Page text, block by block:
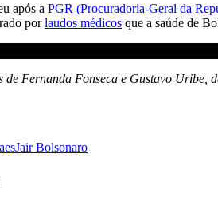
após a PGR (Procuradoria-Geral da
porlaudos médicos que a saúde de
de Fernanda Fonseca e Gustavo Uribe,
Jair Bolsonaro